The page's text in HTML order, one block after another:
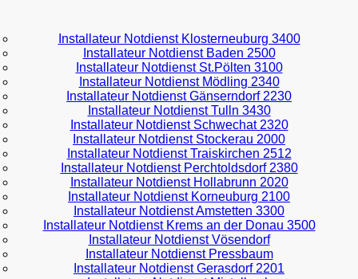
Installateur Notdienst Klosterneuburg 3400
Installateur Notdienst Baden 2500
Installateur Notdienst St.Pölten 3100
Installateur Notdienst Mödling 2340
Installateur Notdienst Gänserndorf 2230
Installateur Notdienst Tulln 3430
Installateur Notdienst Schwechat 2320
Installateur Notdienst Stockerau 2000
Installateur Notdienst Traiskirchen 2512
Installateur Notdienst Perchtoldsdorf 2380
Installateur Notdienst Hollabrunn 2020
Installateur Notdienst Korneuburg 2100
Installateur Notdienst Amstetten 3300
Installateur Notdienst Krems an der Donau 3500
Installateur Notdienst Vösendorf
Installateur Notdienst Pressbaum
Installateur Notdienst Gerasdorf 2201